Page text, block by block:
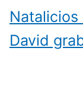
David